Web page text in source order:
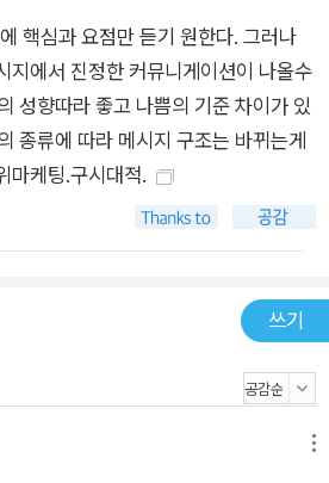
일이라는 것이다. 《스마트 브레비
벗어날 수 있는 도구이며, 이를 통해
법을 익히라고 조언한다. 보고서,
당신의 커뮤니케이션을 변화시킬
상에서 어떻게 정보를 간결하게 전달
네 가지 핵심원리로 작동한다. ➀ 시
힘 있는 도발’ ② 기억에 남는 첫 번째
뮤니케이션 활동에 동일하게 적용된다.
하면 자신의 주장을 누구보다 강력하
핵심과 요점만 듣기 원한다. 그러나
지에서 진정한 커뮤니게이션이 나올수
성향따라 좋고 나쁨의 기준 차이가 있
종류에 따라 메시지 구조는 바뀌는게
마케팅.구시대적.
쓰기